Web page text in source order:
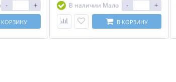
- +
КОРЗИНУ
В наличии Мало
- +
В КОРЗИНУ